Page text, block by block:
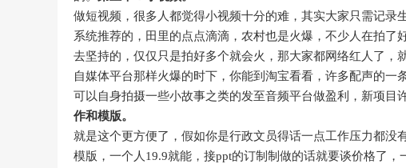
做短视频，很多人都觉得小视频十分的难，其实大家只需记
系统推荐的，田里的点点滴滴，农村也是火爆，不少人在拍
去坚持的，仅仅只是拍好多个就会火，那大家都网络红人了，
自媒体平台那样火爆的时下，你能到淘宝看看，许多配声的
可以自身拍摄一些小故事之类的发至音频平台做盈利，新项目
作和模版。
就是这个更方便了，假如你是行政文员得话一点工作压力都
模版，一个人19.9就能，接ppt的订制制做的话就要谈价格了，